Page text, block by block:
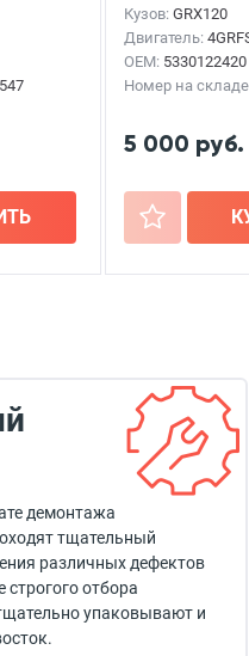
Кузов: GRX120
Двигатель:
OEM: 5330122420
Номер на
5 000 руб.
+
демонтажа
тщательный
различных дефектов
строгого отбора
упаковывают и